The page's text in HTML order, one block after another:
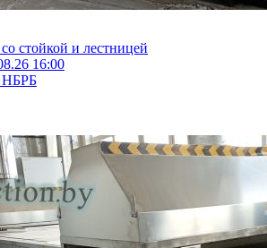
стойкой и лестницей
16:00
НБРБ